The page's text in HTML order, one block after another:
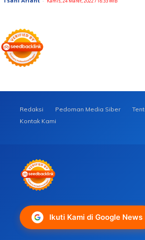
Redaksi Pedoman Media Siber
Kontak Kami
Ikuti Kami di Google News